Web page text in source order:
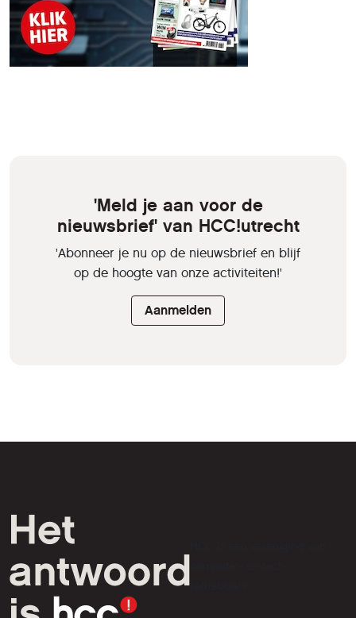
'Meld je aan voor de
nieuwsbrief' van HCC!utrecht
'Abonneer je nu op de nieuwsbrief en blijf
op de hoogte van onze activiteiten!'
Aanmelden
liefhebbers.